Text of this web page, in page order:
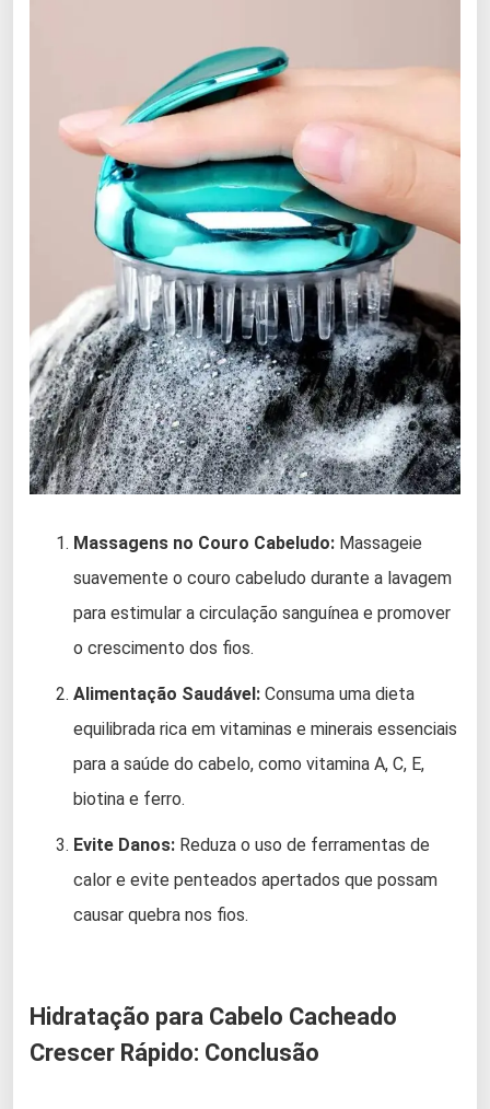
Massagens no Couro Cabeludo: Massageie
suavemente o couro cabeludo durante a lavagem
para estimular a circulação sanguínea e promover
o crescimento dos fios.
Alimentação Saudável: Consuma uma dieta
equilibrada rica em vitaminas e minerais essenciais
para a saúde do cabelo, como vitamina A, C, E,
biotina e ferro.
Evite Danos: Reduza o uso de ferramentas de
calor e evite penteados apertados que possam
causar quebra nos fios.
Hidratação para Cabelo Cacheado
Crescer Rápido: Conclusão